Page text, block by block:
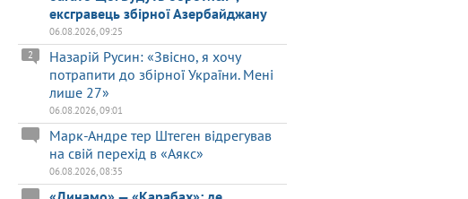
ексгравець збірної Азербайджану
06.08.2026, 09:25
Назарій Русин: «Звісно, я хочу
потрапити до збірної України. Мені
лише 27»
2
06.08.2026, 09:01
Марк-Андре тер Штеген відрегував
на свій перехід в «Аякс»
06.08.2026, 08:35